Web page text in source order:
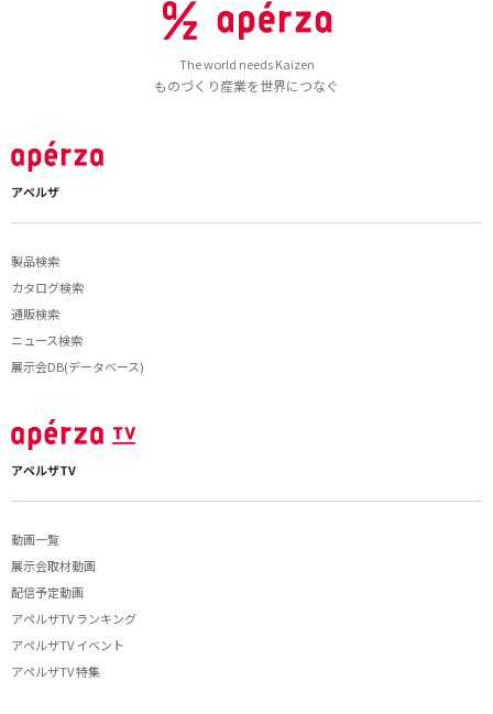
The world needs Kaizen
ものづくり産業を世界につなぐ
アペルザ
製品検索
カタログ検索
通販検索
ニュース検索
展示会DB(データベース)
アペルザTV
動画一覧
展示会取材動画
配信予定動画
アペルザTV ランキング
アペルザTV イベント
アペルザTV 特集